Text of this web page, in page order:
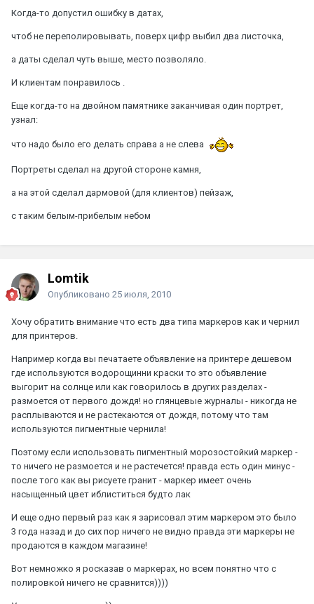
Когда-то допустил ошибку в датах,
чтоб не переполировывать, поверх цифр выбил два листочка,
а даты сделал чуть выше, место позволяло.
И клиентам понравилось .
Еще когда-то на двойном памятнике заканчивая один портрет,
узнал:
что надо было его делать справа а не слева
Портреты сделал на другой стороне камня,
а на этой сделал дармовой (для клиентов) пейзаж,
с таким белым-прибелым небом
Lomtik
Опубликовано 25 июля, 2010
Хочу обратить внимание что есть два типа маркеров как и чернил
для принтеров.
Например когда вы печатаете объявление на принтере дешевом
где используются водорощинни краски то это объявление
выгорит на солнце или как говорилось в других разделах -
размоется от первого дождя! но глянцевые журналы - никогда не
расплываются и не растекаются от дождя, потому что там
используются пигментные чернила!
Поэтому если использовать пигментный морозостойкий маркер -
то ничего не размоется и не растечется! правда есть один минус -
после того как вы рисуете гранит - маркер имеет очень
насыщенный цвет иблиститься будто лак
И еще одно первый раз как я зарисовал этим маркером это было
3 года назад и до сих пор ничего не видно правда эти маркеры не
продаются в каждом магазине!
Вот немножко я росказав о маркерах, но всем понятно что с
полировкой ничего не сравнится))))